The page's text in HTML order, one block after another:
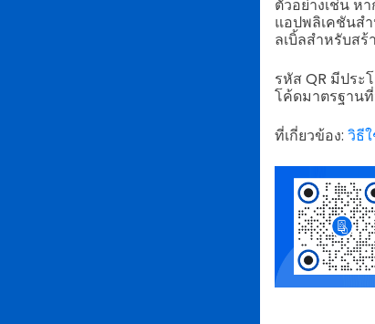
ตัวอย่างเช่น ห
แอปพลิเคชันส
ลเบิ้ลสำหรับสร้
รหัส QR มีปร
โค้ดมาตรฐาน
ที่เกี่ยวข้อง: วิธี